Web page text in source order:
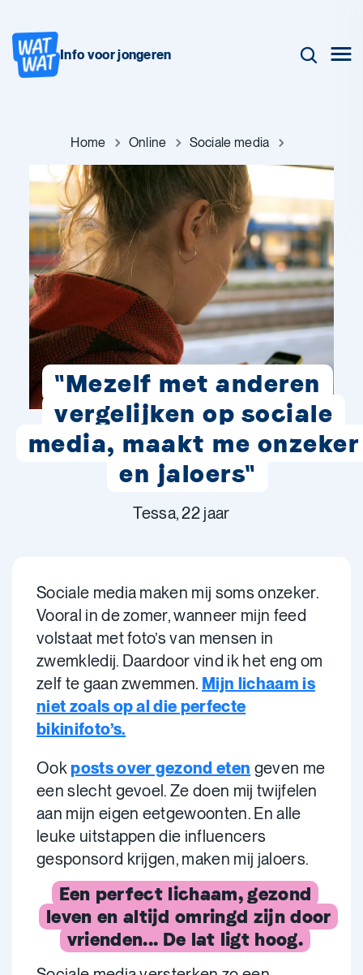
Info voor jongeren
Home Online Sociale media
"Mezelf met anderen
vergelijken op sociale
media, maakt me onzeker
en jaloers"
Tessa, 22 jaar
Sociale media maken mij soms onzeker.
Vooral in de zomer, wanneer mijn feed
volstaat met foto’s van mensen in
zwemkledij. Daardoor vind ik het eng om
zelf te gaan zwemmen. Mijn lichaam is
niet zoals op al die perfecte
bikinifoto’s.
Ookposts over gezond eten geven me
een slecht gevoel. Ze doen mij twijfelen
aan mijn eigen eetgewoonten. En alle
leuke uitstappen die influencers
gesponsord krijgen, maken mij jaloers.
Een perfect lichaam, gezond
leven en altijd omringd zijn door
vrienden... De lat ligt hoog.